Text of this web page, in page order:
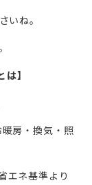
いね。
】
房・換気・照
エネ基準より